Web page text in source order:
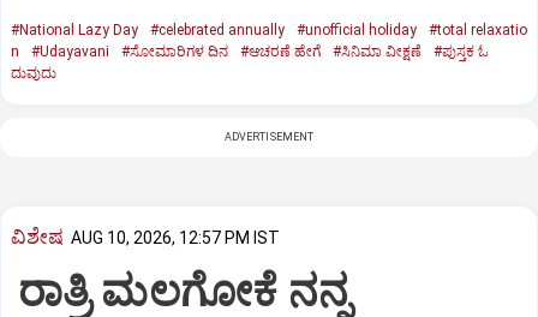
#National Lazy Day #celebrated annually #unofficial holiday
#total relaxatio
n
#Udayavani #ಸೋಮಾರಿಗಳ ದಿನ #ಆಚರಣೆ ಹೇಗೆ #ಸಿನಿಮಾ ವೀಕ್ಷಣೆ
#ಪುಸ್ತಕ ಓ
ದುವುದು
ADVERTISEMENT
ವಿಶೇಷ AUG 10, 2026, 12:57 PM IST
ರಾತ್ರಿ ಮಲಗೋಕೆ ನನ್ನ